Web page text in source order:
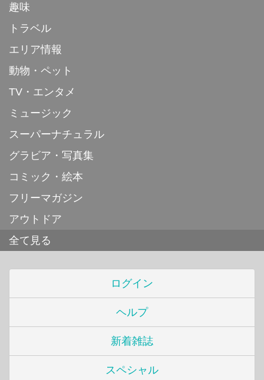
趣味
トラベル
エリア情報
動物・ペット
TV・エンタメ
ミュージック
スーパーナチュラル
グラビア・写真集
コミック・絵本
フリーマガジン
アウトドア
全て見る
ログイン
ヘルプ
新着雑誌
スペシャル